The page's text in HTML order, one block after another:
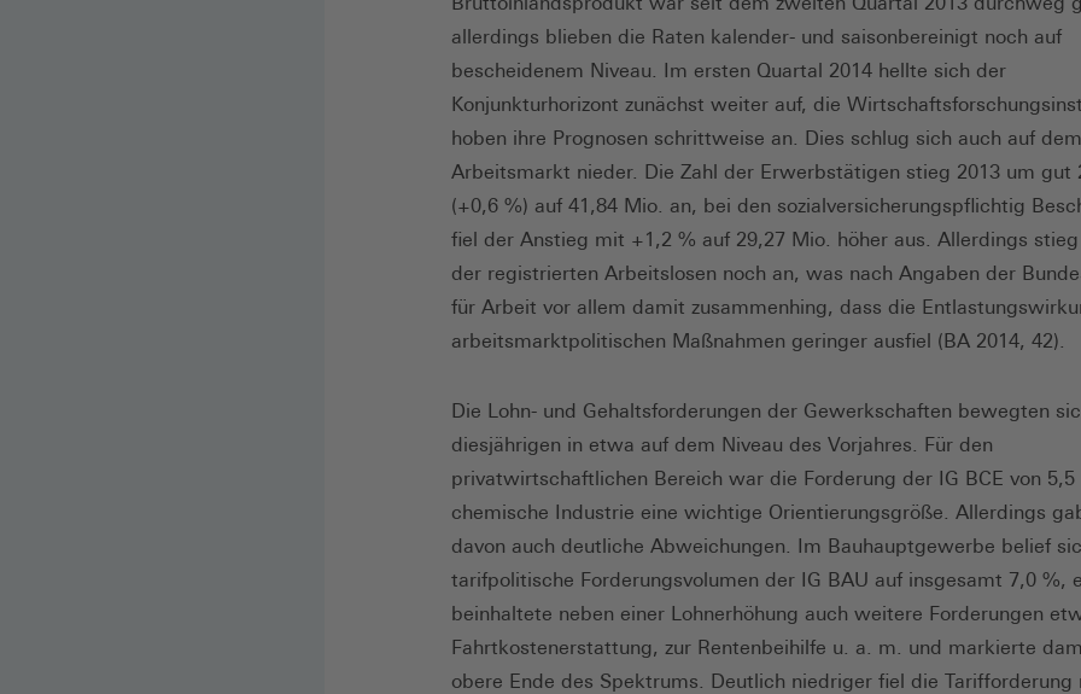
allerdings blieben die Raten kalender- und saisonbereinigt noch auf
bescheidenem Niveau. Im ersten Quartal 2014 hellte sich der
Konjunkturhorizont zunächst weiter auf, die
hoben ihre Prognosen schrittweise an. Dies schlug sich auch auf dem
Arbeitsmarkt nieder. Die Zahl der Erwerbstätigen stieg 2013 um gut
(+0,6 %) auf 41,84 Mio. an, bei den sozialversicherungspflichtig
fiel der Anstieg mit +1,2 % auf 29,27 Mio. höher aus. Allerdings
der registrierten Arbeitslosen noch an, was nach Angaben der
für Arbeit vor allem damit zusammenhing, dass die
arbeitsmarktpolitischen Maßnahmen geringer ausfiel (BA 2014, 42).
Die Lohn- und Gehaltsforderungen der Gewerkschaften bewegten
diesjährigen in etwa auf dem Niveau des Vorjahres. Für den
privatwirtschaftlichen Bereich war die Forderung der IG BCE von
chemische Industrie eine wichtige Orientierungsgröße. Allerdings
davon auch deutliche Abweichungen. Im Bauhauptgewerbe belief
tarifpolitische Forderungsvolumen der IG BAU auf insgesamt 7,0 %,
beinhaltete neben einer Lohnerhöhung auch weitere Forderungen
Fahrtkostenerstattung, zur Rentenbeihilfe u. a. m. und markierte
obere Ende des Spektrums. Deutlich niedriger fiel die Tarifforderung